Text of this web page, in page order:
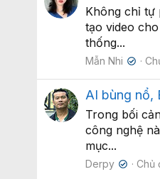
Không chỉ tự
tạo video
thống...
Mẫn Nhi ✔
AI bùng nổ,
Trong bối
công nghệ
mục...
Derpy ✔ Chủ